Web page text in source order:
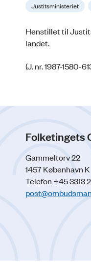
Justitsministeriet
Henstillet til
landet.
(J. nr. 1987-1580-
Folketingets
Gammeltorv 22
1457 København K
Telefon +45 3313